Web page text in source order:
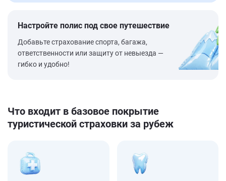
Настройте полис под свое путешествие
Добавьте страхование спорта, багажа,
ответственности или защиту от невыезда —
гибко и удобно!
Что входит в базовое покрытие
туристической страховки за рубеж